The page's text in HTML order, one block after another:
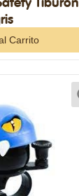
Tiburón